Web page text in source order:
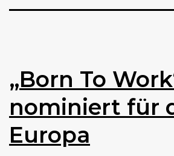
„Born To
nominiert für
Europa